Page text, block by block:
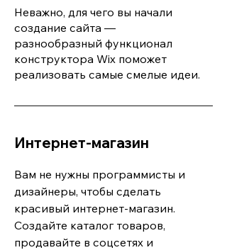
Неважно, для чего вы начали
создание сайта —
разнообразный функционал
конструктора Wix поможет
реализовать самые смелые идеи.
Интернет-магазин
Вам не нужны программисты и
дизайнеры, чтобы сделать
красивый интернет-магазин.
Создайте каталог товаров,
продавайте в соцсетях и